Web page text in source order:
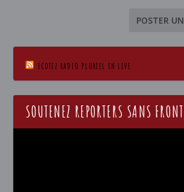
ECOTEZ RADIO PLURIEL EN LIVE
SOUTENEZ REPORTERS SANS